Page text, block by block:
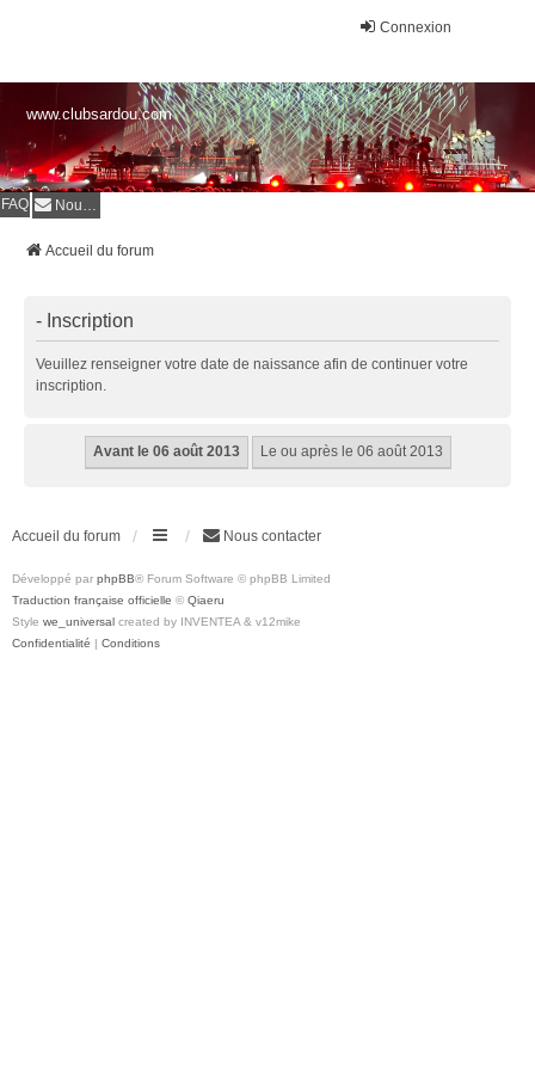
Connexion
www.clubsardou.com
FAQ Nous contacter
Accueil du forum
- Inscription
Veuillez renseigner votre date de naissance afin de continuer votre
inscription.
Accueil du forum Nous contacter
Développé par phpBB® Forum Software © phpBB Limited
Traduction française officielle © Qiaeru
Style we_universal created by INVENTEA & v12mike
Confidentialité | Conditions